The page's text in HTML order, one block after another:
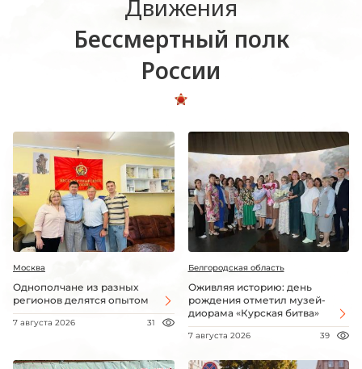
Движения
Бессмертный полк
России
Москва
Однополчане из разных
регионов делятся опытом
7 августа 2026 31
Белгородская область
Оживляя историю: день
рождения отметил музей-
диорама «Курская битва»
7 августа 2026 39